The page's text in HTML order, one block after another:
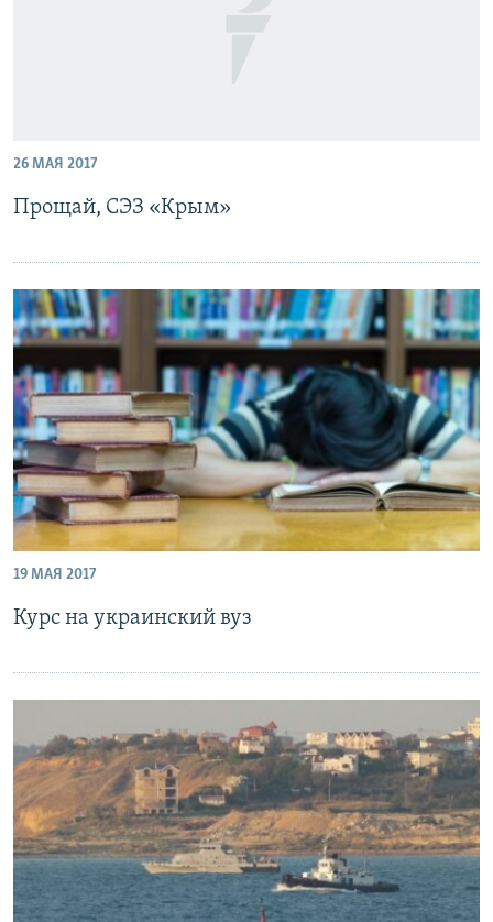
26 МАЯ 2017
Прощай, СЭЗ «Крым»
19 МАЯ 2017
Курс на украинский вуз